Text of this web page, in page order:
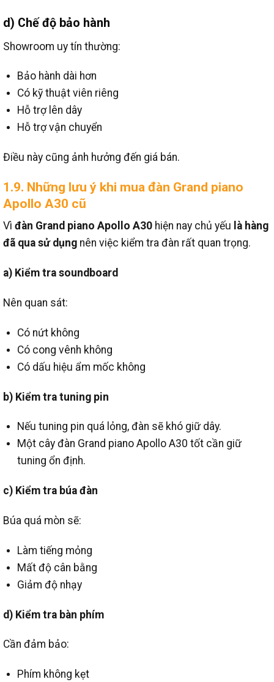
d) Chế độ bảo hành
Showroom uy tín thường:
Bảo hành dài hơn
Có kỹ thuật viên riêng
Hỗ trợ lên dây
Hỗ trợ vận chuyển
Điều này cũng ảnh hưởng đến giá bán.
1.9. Những lưu ý khi mua đàn Grand piano
Apollo A30 cũ
Vì đàn Grand piano Apollo A30 hiện nay chủ yếu là hàng
đã qua sử dụng nên việc kiểm tra đàn rất quan trọng.
a) Kiểm tra soundboard
Nên quan sát:
Có nứt không
Có cong vênh không
Có dấu hiệu ẩm mốc không
b) Kiểm tra tuning pin
Nếu tuning pin quá lỏng, đàn sẽ khó giữ dây.
Một cây đàn Grand piano Apollo A30 tốt cần giữ
tuning ổn định.
c) Kiểm tra búa đàn
Búa quá mòn sẽ:
Làm tiếng mỏng
Mất độ cân bằng
Giảm độ nhạy
d) Kiểm tra bàn phím
Cần đảm bảo:
Phím không kẹt